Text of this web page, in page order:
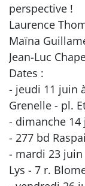
perspective !
Laurence
Maïna
Jean-Luc
Dates :
- jeudi 11 juin
Grenelle - pl.
- dimanche 14
- 277 bd
- mardi 23 juin
Lys - 7 r.